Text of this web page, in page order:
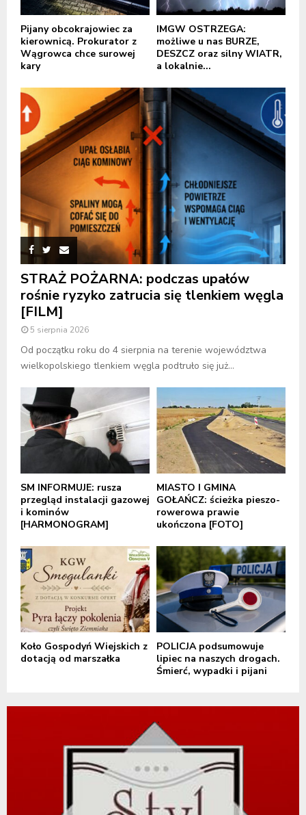
Pijany obcokrajowiec za
kierownicą. Prokurator z
Wągrowca chce surowej
kary
IMGW OSTRZEGA:
możliwe u nas BURZE,
DESZCZ oraz silny WIATR,
a lokalnie...
STRAŻ POŻARNA: podczas upałów
rośnie ryzyko zatrucia się tlenkiem węgla
[FILM]
5 sierpnia 2026
Od początku roku do 4 sierpnia na terenie województwa
wielkopolskiego tlenkiem węgla podtruło się już...
SM INFORMUJE: rusza
przegląd instalacji gazowej
i kominów
[HARMONOGRAM]
MIASTO I GMINA
GOŁAŃCZ: ścieżka pieszo-
rowerowa prawie
ukończona [FOTO]
Koło Gospodyń Wiejskich z
dotacją od marszałka
POLICJA podsumowuje
lipiec na naszych drogach.
Śmierć, wypadki i pijani